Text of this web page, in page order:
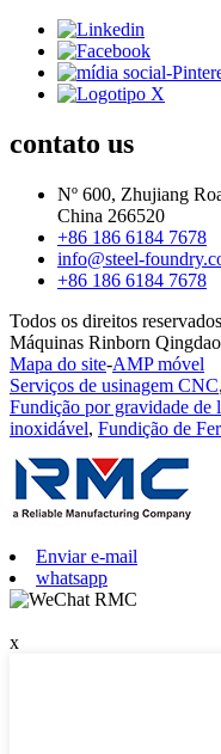
contato us
Nº 600, Zhujiang
China 266520
+86 186 6184 7678
info@steel-
+86 186 6184 7678
Todos os direitos
Máquinas Rinborn
Mapa do site-AMP móvel
Serviços de usinagem CNC,
Fundição por gravidade de
inoxidável, Fundição de
Enviar e-mail
whatsapp
x